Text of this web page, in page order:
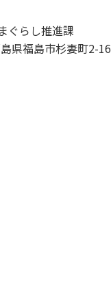
ぐらし推進課
県福島市杉妻町2-16